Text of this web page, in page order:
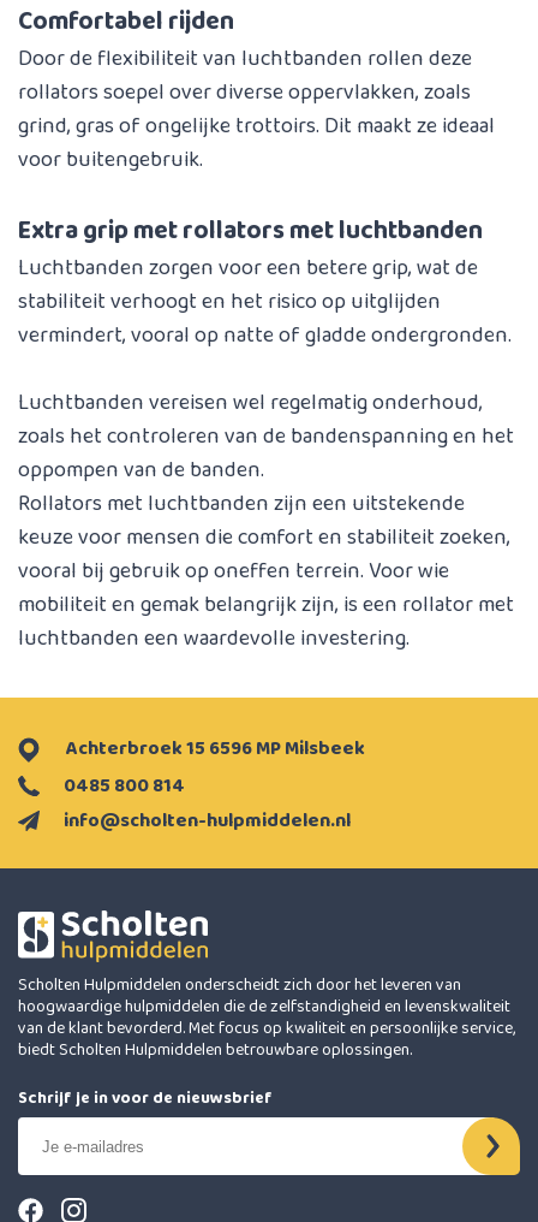
Comfortabel rijden
Door de flexibiliteit van luchtbanden rollen deze
rollators soepel over diverse oppervlakken, zoals
grind, gras of ongelijke trottoirs. Dit maakt ze ideaal
voor buitengebruik.
Extra grip met rollators met luchtbanden
Luchtbanden zorgen voor een betere grip, wat de
stabiliteit verhoogt en het risico op uitglijden
vermindert, vooral op natte of gladde ondergronden.
Luchtbanden vereisen wel regelmatig onderhoud,
zoals het controleren van de bandenspanning en het
oppompen van de banden.
Rollators met luchtbanden zijn een uitstekende
keuze voor mensen die comfort en stabiliteit zoeken,
vooral bij gebruik op oneffen terrein. Voor wie
mobiliteit en gemak belangrijk zijn, is een rollator met
luchtbanden een waardevolle investering.
info@scholten-hulpmiddelen.nl
0485 800 814
Achterbroek 15 6596 MP Milsbeek
Scholten Hulpmiddelen onderscheidt zich door het leveren van
hoogwaardige hulpmiddelen die de zelfstandigheid en levenskwaliteit
van de klant bevorderd. Met focus op kwaliteit en persoonlijke service,
biedt Scholten Hulpmiddelen betrouwbare oplossingen.
Schrijf je in voor de nieuwsbrief